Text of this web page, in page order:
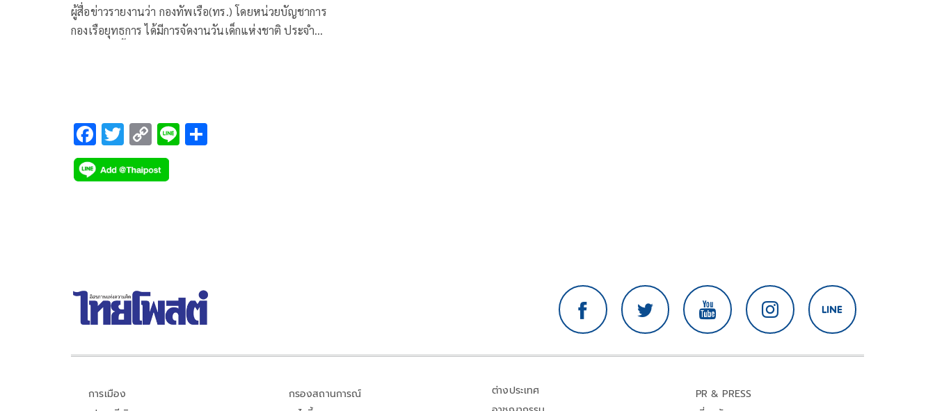
ผู้สื่อข่าวรายงานว่า กองทัพเรือ(ทร.) โดยหน่วยบัญชาการ
กองเรือยุทธการ ได้มีการจัดงานวันเด็กแห่งชาติ ประจำปี
F
ac
e
T
wi
tt
C
o
p
Li
การเมือง
กรองสถานการณ์
ต่างประเทศ
PR & PRESS